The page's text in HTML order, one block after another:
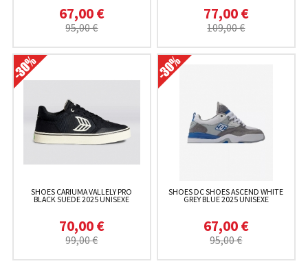
67,00 €
95,00 €
77,00 €
109,00 €
SHOES CARIUMA VALLELY PRO
BLACK SUEDE 2025 UNISEXE
70,00 €
99,00 €
SHOES DC SHOES ASCEND WHITE
GREY BLUE 2025 UNISEXE
67,00 €
95,00 €